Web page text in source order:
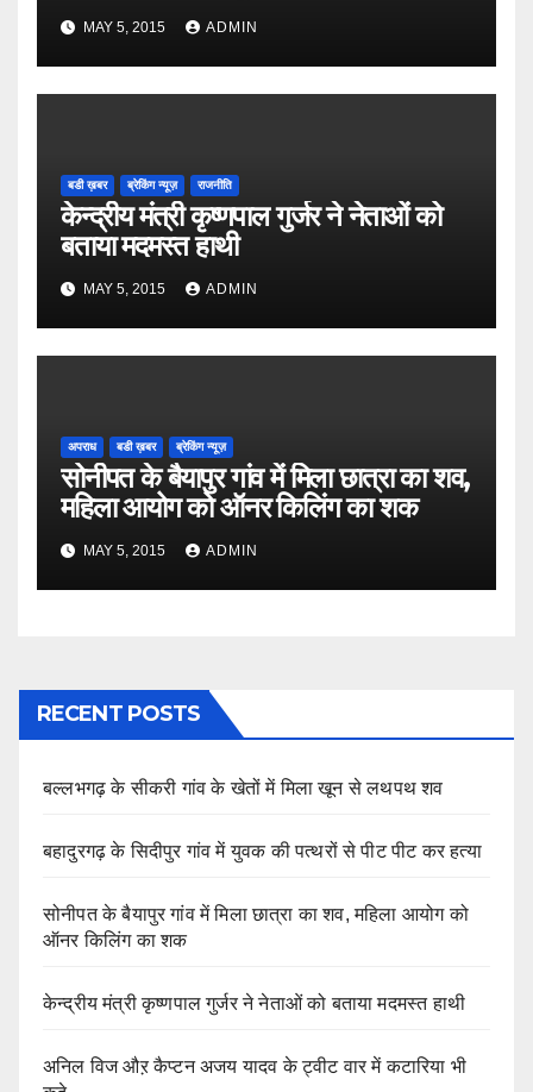
MAY 5, 2015 ADMIN
बडी ख़बर ब्रेकिंग न्यूज़ राजनीति
केन्द्रीय मंत्री कृष्णपाल गुर्जर ने नेताओं को
बताया मदमस्त हाथी
MAY 5, 2015 ADMIN
अपराध बडी ख़बर ब्रेकिंग न्यूज़
सोनीपत के बैयापुर गांव में मिला छात्रा का शव,
महिला आयोग को ऑनर किलिंग का शक
MAY 5, 2015 ADMIN
RECENT POSTS
बल्लभगढ़ के सीकरी गांव के खेतों में मिला खून से लथपथ शव
बहादुरगढ़ के सिदीपुर गांव में युवक की पत्थरों से पीट पीट कर हत्या
सोनीपत के बैयापुर गांव में मिला छात्रा का शव, महिला आयोग को
ऑनर किलिंग का शक
केन्द्रीय मंत्री कृष्णपाल गुर्जर ने नेताओं को बताया मदमस्त हाथी
अनिल विज औऱ कैप्टन अजय यादव के ट्वीट वार में कटारिया भी